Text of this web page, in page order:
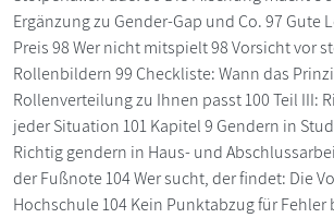
Ergänzung zu Gender-Gap und Co. 97 Gute
Preis 98 Wer nicht mitspielt 98 Vorsicht vor
Rollenbildern 99 Checkliste: Wann das
Rollenverteilung zu Ihnen passt 100 Teil III:
jeder Situation 101 Kapitel 9 Gendern in
Richtig gendern in Haus- und
der Fußnote 104 Wer sucht, der findet: Die
Hochschule 104 Kein Punktabzug für Fehler